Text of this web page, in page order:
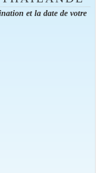
et la date de votre